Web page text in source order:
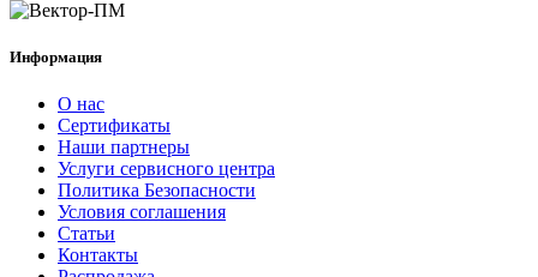
Информация
О нас
Сертификаты
Наши партнеры
Услуги сервисного центра
Политика Безопасности
Условия соглашения
Статьи
Контакты